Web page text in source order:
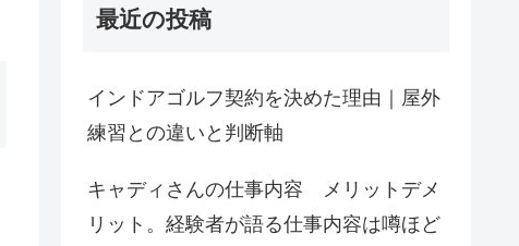
最近の投稿
インドアゴルフ契約を決めた理由｜屋外
練習との違いと判断軸
キャディさんの仕事内容 メリットデメ
リット。経験者が語る仕事内容は噂ほど